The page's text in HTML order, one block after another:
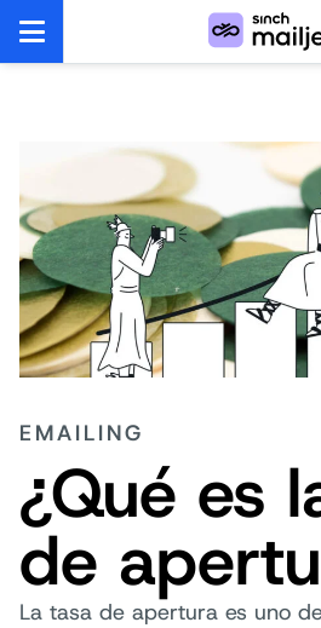
EMAILING
¿Qué es
de
La tasa de apertura es uno